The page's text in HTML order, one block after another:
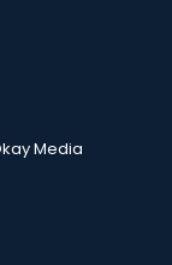
Media